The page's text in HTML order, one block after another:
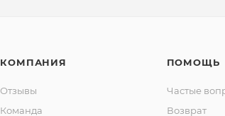
КОМПАНИЯ
Отзывы
Команда
ПОМОЩЬ
Частые
Возврат